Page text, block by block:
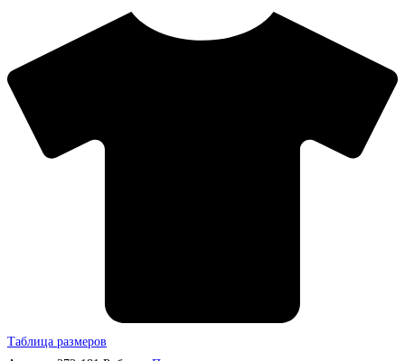
Таблица размеров